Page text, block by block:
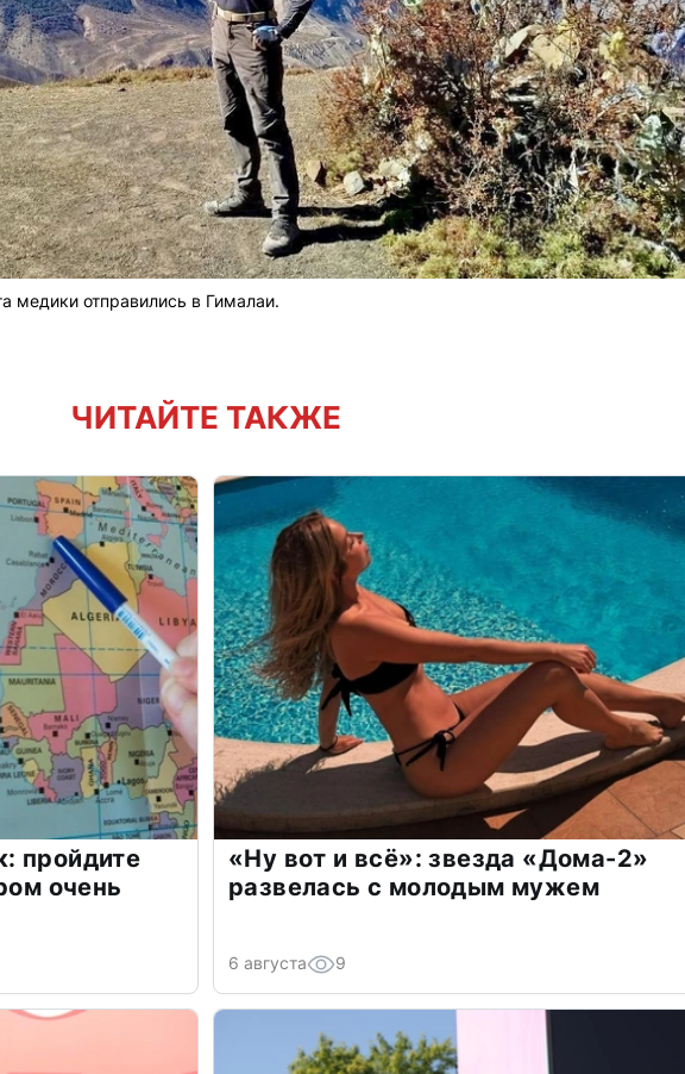
медики отправились в Гималаи.
ЧИТАЙТЕ ТАКЖЕ
пройдите
очень
«Ну вот и всё»: звезда «Дома-2»
развелась с молодым мужем
6 августа 9